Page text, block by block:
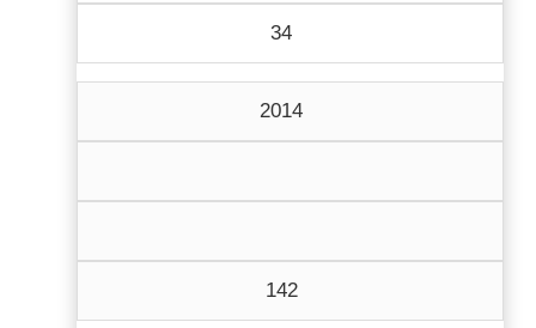
34
2014
142